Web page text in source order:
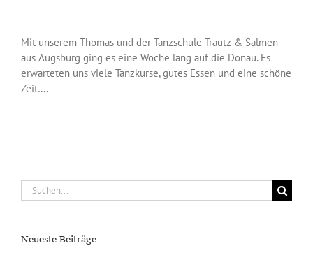
grösseres
Mit unserem Thomas und der Tanzschule Trautz & Salmen
aus Augsburg ging es eine Woche lang auf die Donau. Es
erwarteten uns viele Tanzkurse, gutes Essen und eine schöne
Zeit….
Suche
nach:
Neueste Beiträge